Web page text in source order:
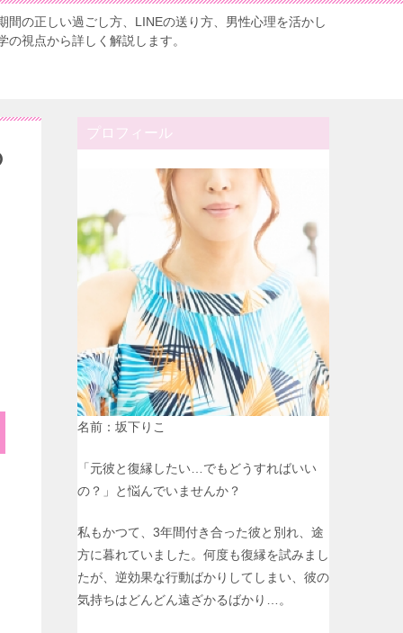
間の正しい過ごし方、LINEの送り方、男性心理を活かし
視点から詳しく解説します。
プロフィール
名前：坂下りこ
「元彼と復縁したい…でもどうすればいい
の？」と悩んでいませんか？
私もかつて、3年間付き合った彼と別れ、途
方に暮れていました。何度も復縁を試みまし
たが、逆効果な行動ばかりしてしまい、彼の
気持ちはどんどん遠ざかるばかり…。